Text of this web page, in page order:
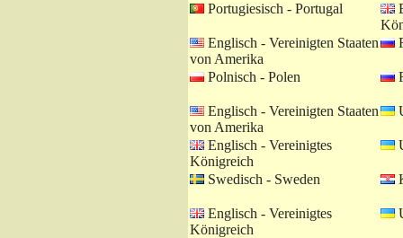
Portugiesisch - Portugal
Englisch - Vereinigten Staaten
von Amerika
Polnisch - Polen
Englisch - Vereinigten Staaten
von Amerika
Englisch - Vereinigtes
Königreich
Swedisch - Sweden
Englisch - Vereinigtes
Königreich